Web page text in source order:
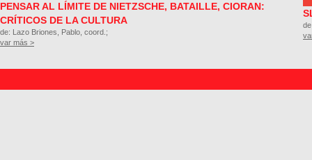
PENSAR AL LÍMITE DE NIETZSCHE, BATAILLE, CIORAN:
CRÍTICOS DE LA CULTURA
de: Lazo Briones, Pablo, coord.;
var más >